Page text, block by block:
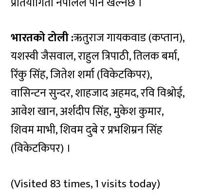
भारतको टोली :ऋतुराज गायकवाड (कप्तान),
यशस्वी जैसवाल, राहुल त्रिपाठी, तिलक बर्मा,
रिंकु सिंह, जितेश शर्मा (विकेटकिपर),
वासिन्टन सुन्दर, शाहजाद अहमद, रवि विश्रोई,
आवेश खान, अर्शदीप सिंह, मुकेश कुमार,
शिवम माभी, शिवम दुबे र प्रभशिम्रन सिंह
(विकेटकिपर) ।
(Visited 83 times, 1 visits today)